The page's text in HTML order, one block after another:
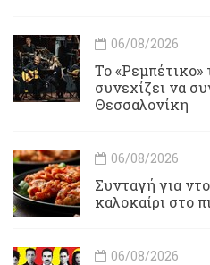
06/08/2026
Το
συνεχίζει να
Θεσσαλονίκη
06/08/2026
Συνταγή για
καλοκαίρι στο
06/08/2026